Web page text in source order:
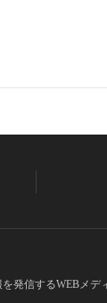
発信するWEBメデ